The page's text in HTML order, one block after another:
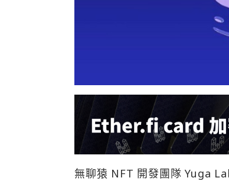
無聊猿 NFT 開發團隊 Yuga